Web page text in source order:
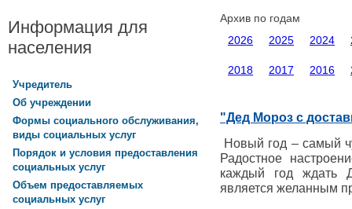
Архив по годам
2026
2025 2024
2018 2017 2016
"Дед Мороз с
Новый год – самый
Радостное
каждый год ждать
является желанным
Информация для
населения
Учредитель
Об учреждении
Формы социального обслуживания,
виды социальных услуг
Порядок и условия предоставления
социальных услуг
Объем предоставляемых
социальных услуг